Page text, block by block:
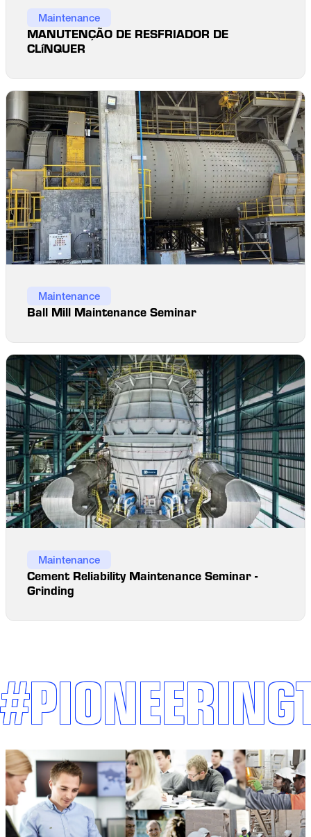
Maintenance
MANUTENÇÃO DE RESFRIADOR DE
CLíNQUER
Maintenance
Ball Mill Maintenance Seminar
Maintenance
Cement Reliability Maintenance Seminar -
Grinding